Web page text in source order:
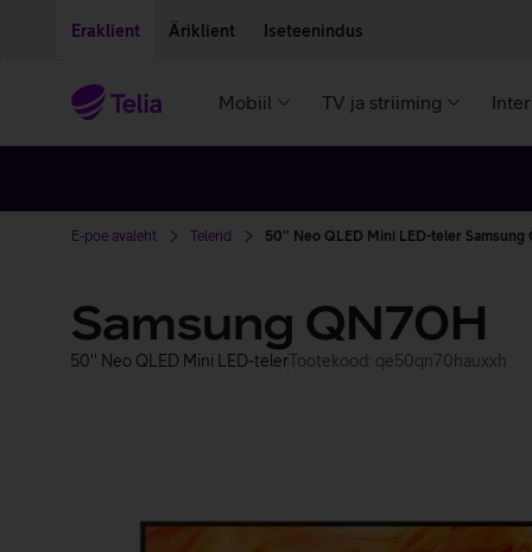
Eraklient Äriklient Iseteenindus
Mobiil TV ja striiming
E-poe avaleht Telerid 50'' Neo QLED Mini LED-teler Samsung
Samsung QN70H
50'' Neo QLED Mini LED-telerTootekood: qe50qn70hauxxh